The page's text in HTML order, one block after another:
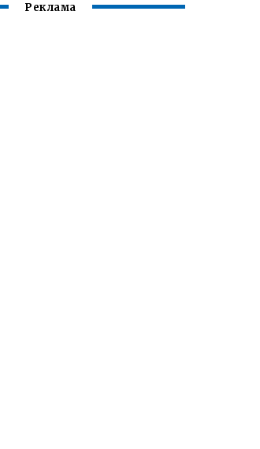
Реклама